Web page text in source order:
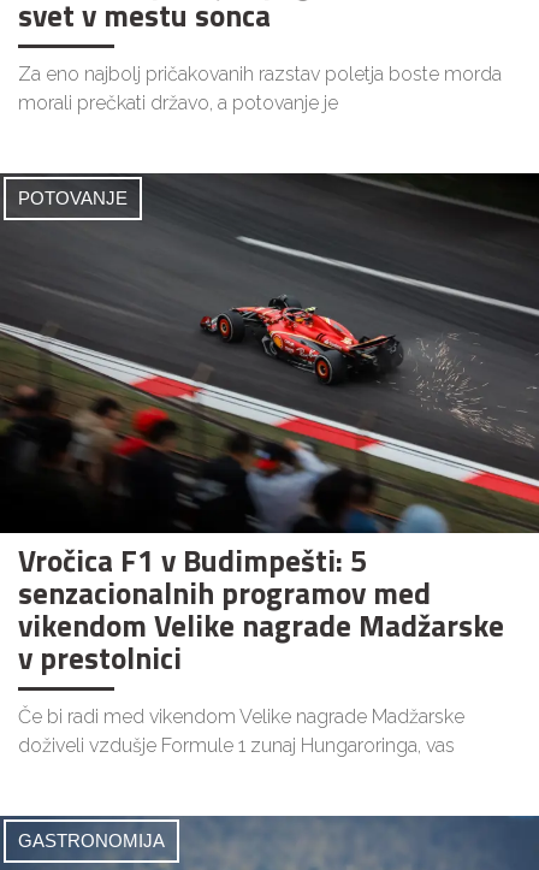
svet v mestu sonca
Za eno najbolj pričakovanih razstav poletja boste morda
morali prečkati državo, a potovanje je
POTOVANJE
Vročica F1 v Budimpešti: 5
senzacionalnih programov med
vikendom Velike nagrade Madžarske
v prestolnici
Če bi radi med vikendom Velike nagrade Madžarske
doživeli vzdušje Formule 1 zunaj Hungaroringa, vas
GASTRONOMIJA